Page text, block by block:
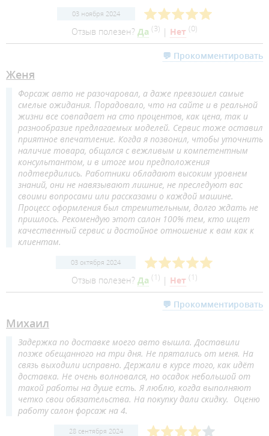
03 ноября 2024
Отзыв полезен? Да (3) | Нет (0)
💬 Прокомментировать
Женя
Форсаж авто не разочаровал, а даже превзошел самые
смелые ожидания. Порадовало, что на сайте и в реальной
жизни все совпадает на сто процентов, как цена, так и
разнообразие предлагаемых моделей. Сервис тоже оставил
приятное впечатление. Когда я позвонил, чтобы уточнить
наличие товара, общался с вежливым и компетентным
консультантом, и в итоге мои предположения
подтвердились. Работники обладают высоким уровнем
знаний, они не навязывают лишние, не преследуют вас
своими вопросами или рассказами о каждой машине.
Процесс оформления был стремительным, долго ждать не
пришлось. Рекомендую этот салон 100% тем, кто ищет
качественный сервис и достойное отношение к вам как к
клиентам.
03 октября 2024
Отзыв полезен? Да (1 ) | Нет (1 )
💬 Прокомментировать
Михаил
Задержка по доставке моего авто вышла. Доставили
позже обещанного на три дня. Не прятались от меня. На
связь выходили исправно. Держали в курсе того, как идёт
доставка. Не очень волновался, но осадок небольшой от
такой работы на душе есть. Я люблю, когда выполняют
четко свои обязательства. На покупку дали скидку. Оценю
работу салон форсаж на 4.
28 сентября 2024